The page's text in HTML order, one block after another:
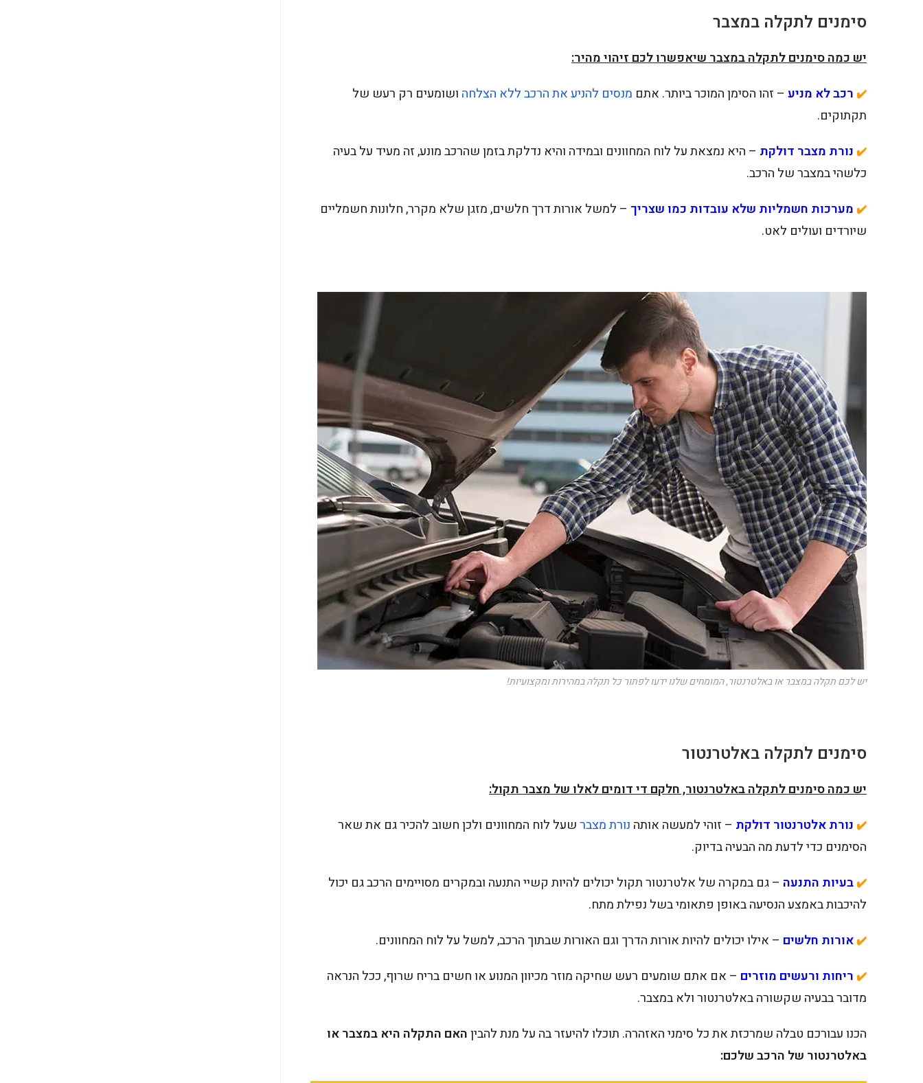
סימנים לתקלה במצבר
יש כמה סימנים לתקלה במצבר שיאפשרו לכם זיהוי מהיר:
✔️ רכב לא מניע – זהו הסימן המוכר ביותר. אתם מנסים להניע את הרכב ללא הצלחה ושומעים רק רעש של
תקתוקים.
✔️ נורת מצבר דולקת – היא נמצאת על לוח המחוונים ובמידה והיא נדלקת בזמן שהרכב מונע, זה מעיד על בעיה
כלשהי במצבר של הרכב.
✔️ מערכות חשמליות שלא עובדות כמו שצריך – למשל אורות דרך חלשים, מזגן שלא מקרר, חלונות חשמליים
שיורדים ועולים לאט.
יש לכם תקלה במצבר או באלטרנטור, המומחים שלנו ידעו לפתור כל תקלה במהירות ומקצועיות!
סימנים לתקלה באלטרנטור
יש כמה סימנים לתקלה באלטרנטור, חלקם די דומים לאלו של מצבר תקול:
✔️ נורת אלטרנטור דולקת – זוהי למעשה אותה נורת מצברשעל לוח המחוונים ולכן חשוב להכיר גם את שאר
הסימנים כדי לדעת מה הבעיה בדיוק.
✔️בעיות התנעה – גם במקרה של אלטרנטור תקול יכולים להיות קשיי התנעה ובמקרים מסויימים הרכב גם יכול
להיכבות באמצע הנסיעה באופן פתאומי בשל נפילת מתח.
✔️אורות חלשים – אילו יכולים להיות אורות הדרך וגם האורות שבתוך הרכב, למשל על לוח המחוונים.
✔️ ריחות ורעשים מוזרים – אם אתם שומעים רעש שחיקה מוזר מכיוון המנוע או חשים בריח שרוף, ככל הנראה
מדובר בבעיה שקשורה באלטרנטור ולא במצבר.
הכנו עבורכם טבלה שמרכזת את כל סימני האזהרה. תוכלו להיעזר בה על מנת להביןהאם התקלה היא במצבר או
באלטרנטור של הרכב שלכם: